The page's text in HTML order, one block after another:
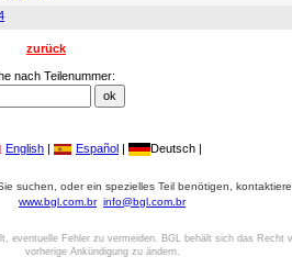
zurück
nach Teilenummer:
English | Español | Deutsch |
suchen, oder ein spezielles Teil benötigen,
www.bgl.com.br info@bgl.com.br
eventuelle Fehler zu vermeiden. BGL behält sich das Recht
vorherige Ankündigung zu ändern.